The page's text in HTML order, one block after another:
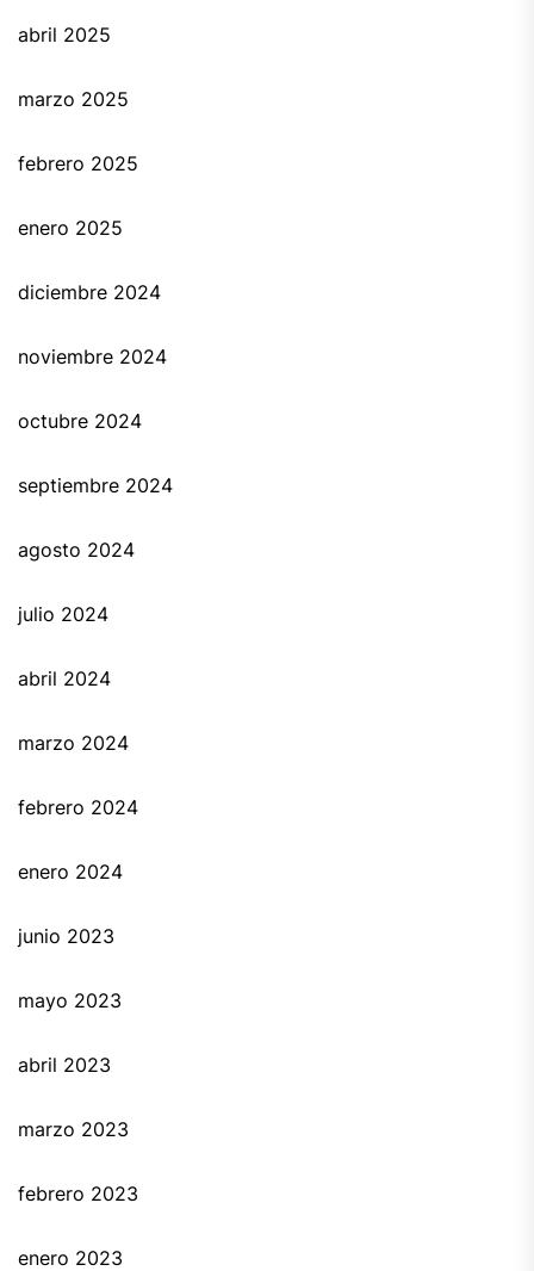
abril 2025
marzo 2025
febrero 2025
enero 2025
diciembre 2024
noviembre 2024
octubre 2024
septiembre 2024
agosto 2024
julio 2024
abril 2024
marzo 2024
febrero 2024
enero 2024
junio 2023
mayo 2023
abril 2023
marzo 2023
febrero 2023
enero 2023